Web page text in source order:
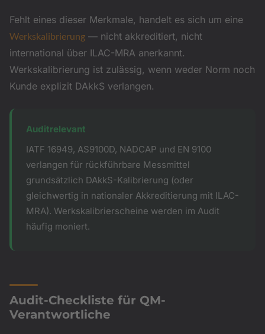
Fehlt eines dieser Merkmale, handelt es sich um eine
Werkskalibrierung — nicht akkreditiert, nicht
international über ILAC-MRA anerkannt.
Werkskalibrierung ist zulässig, wenn weder Norm noch
Kunde explizit DAkkS verlangen.
Auditrelevant
IATF 16949, AS9100D, NADCAP und EN 9100
verlangen für rückführbare Messmittel
grundsätzlich DAkkS-Kalibrierung (oder
gleichwertig in nationaler Akkreditierung mit ILAC-
MRA). Werkskalibrierscheine werden im Audit
häufig moniert.
Audit-Checkliste für QM-
Verantwortliche